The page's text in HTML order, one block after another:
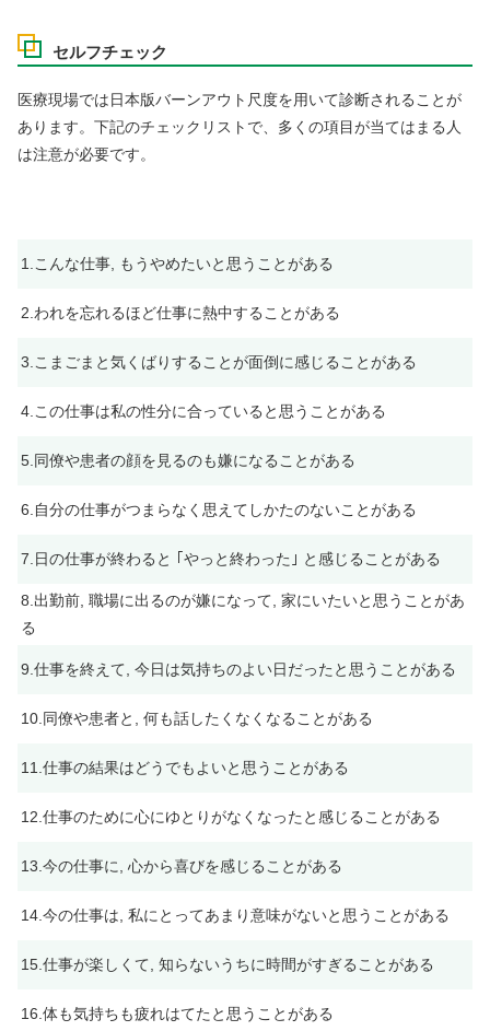
セルフチェック
医療現場では日本版バーンアウト尺度を用いて診断されることが
あります。下記のチェックリストで、多くの項目が当てはまる人
は注意が必要です。
1.こんな仕事, もうやめたいと思うことがある
2.われを忘れるほど仕事に熱中することがある
3.こまごまと気くばりすることが面倒に感じることがある
4.この仕事は私の性分に合っていると思うことがある
5.同僚や患者の顔を見るのも嫌になることがある
6.自分の仕事がつまらなく思えてしかたのないことがある
7.日の仕事が終わると ｢やっと終わった｣ と感じることがある
8.出勤前, 職場に出るのが嫌になって, 家にいたいと思うことがあ
る
9.仕事を終えて, 今日は気持ちのよい日だったと思うことがある
10.同僚や患者と, 何も話したくなくなることがある
11.仕事の結果はどうでもよいと思うことがある
12.仕事のために心にゆとりがなくなったと感じることがある
13.今の仕事に, 心から喜びを感じることがある
14.今の仕事は, 私にとってあまり意味がないと思うことがある
15.仕事が楽しくて, 知らないうちに時間がすぎることがある
16.体も気持ちも疲れはてたと思うことがある